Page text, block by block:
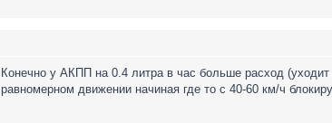
Конечно у АКПП на 0.4 литра в час больше расход
равномерном движении начиная где то с 40-60 км/ч